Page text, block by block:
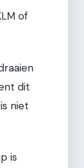
of
dit
niet
is